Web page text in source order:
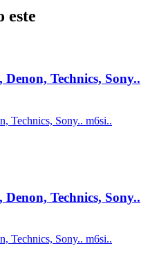
este
Technics, Sony..
Technics, Sony.. m6si..
Technics, Sony..
Technics, Sony.. m6si..